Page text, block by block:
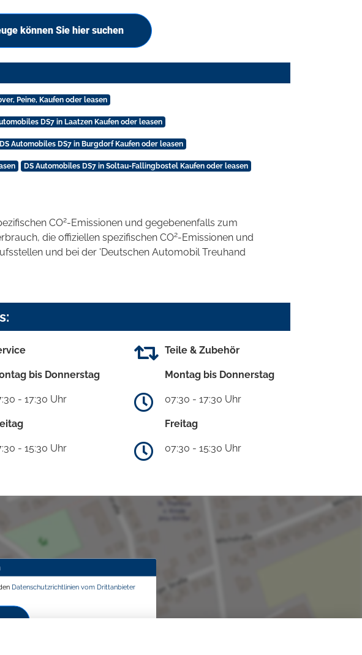
können Sie hier suchen
Peine, Kaufen oder leasen
DS7 in Laatzen Kaufen oder leasen
DS Automobiles DS7 in Burgdorf Kaufen oder leasen
DS Automobiles DS7 in Soltau-Fallingbostel Kaufen oder leasen
CO2-Emissionen und gegebenenfalls zum
die offiziellen spezifischen CO2-Emissionen und
und bei der 'Deutschen Automobil Treuhand
bis Donnerstag
- 17:30 Uhr
- 15:30 Uhr
Teile & Zubehör
Montag bis Donnerstag
07:30 - 17:30 Uhr
Freitag
07:30 - 15:30 Uhr
Datenschutzrichtlinien vom Drittanbieter